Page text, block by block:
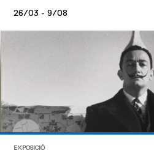
26/03 - 9/08
EXPOSICIÓ